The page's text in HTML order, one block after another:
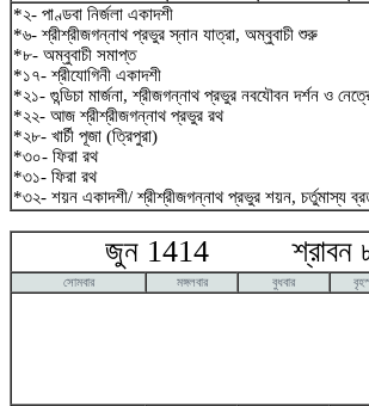
*২- পাণ্ডবা নির্জলা একাদশী
*৬- শ্রীশ্রীজগন্নাথ প্রভুর স্নান যাত্রা, অম্বুবাচী শুরু
*৮- অম্বুবাচী সমাপ্ত
*১৭- শ্রীযোগিনী একাদশী
*২১- গুন্ডিচা মার্জনা, শ্রীজগন্নাথ প্রভুর নবযৌবন দর্শন ও
*২২- আজ শ্রীশ্রীজগন্নাথ প্রভুর রথ
*২৮- খার্চী পূজা (ত্রিপুরা)
*৩০- ফিরা রথ
*৩১- ফিরা রথ
*৩২- শয়ন একাদশী/ শ্রীশ্রীজগন্নাথ প্রভুর শয়ন, চর্তুমাস্য
জুন 1414
সোমবার মঙ্গলবার বুধবার